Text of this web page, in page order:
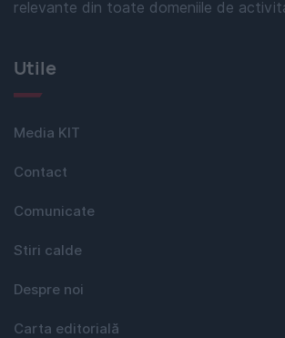
relevante din toate domeniile de
Utile
Media KIT
Contact
Comunicate
Stiri calde
Despre noi
Carta editorială